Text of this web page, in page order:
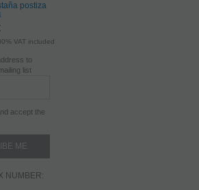
postiza
VAT included
to
list
accept the
NUMBER: